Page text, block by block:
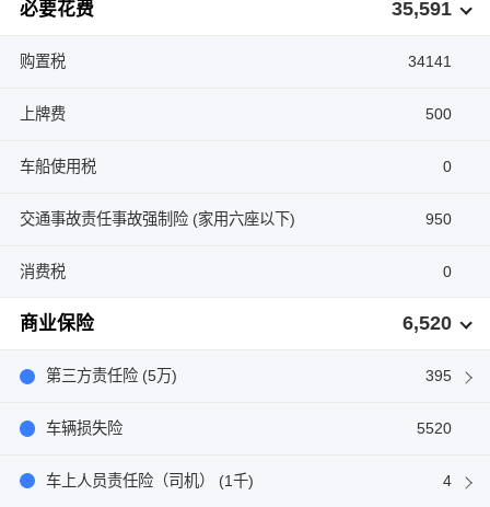
必要花费 35,591
购置税 34141
上牌费 500
车船使用税 0
交通事故责任事故强制险 (家用六座以下) 950
消费税 0
商业保险 6,520
第三方责任险 (5万) 395
车辆损失险 5520
车上人员责任险（司机） (1千) 4